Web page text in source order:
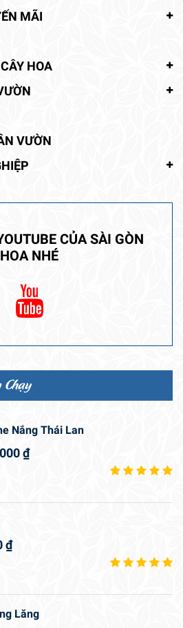
MÃI
HOA
VƯỜN
CỦA SÀI GÒN
HOA NHÉ
Nắng Thái Lan
₫
₫
Lăng